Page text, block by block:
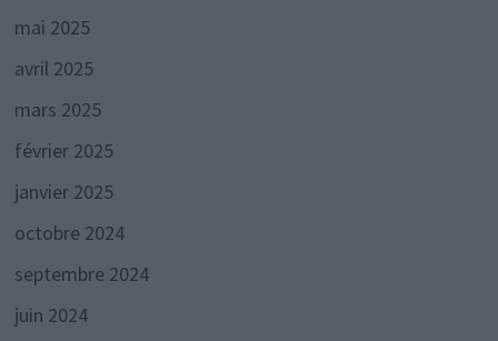
mai 2025
avril 2025
mars 2025
février 2025
janvier 2025
octobre 2024
septembre 2024
juin 2024